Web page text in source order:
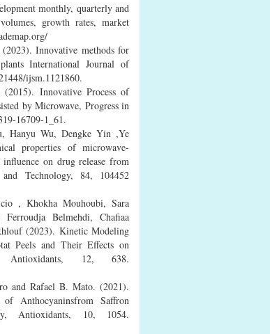
monthly, quarterly and
growth rates, market
Innovative methods for
International Journal of
ijsm.1121860.
(2015). Innovative Process of
by Microwave, Progress in
16709-1_61.
Hanyu Wu, Dengke Yin ,Ye
properties of microwave-
on drug release from
Technology, 84, 104452
, Khokha Mouhoubi, Sara
Ferroudja Belmehdi, Chaﬁaa
(2023). Kinetic Modeling
Peels and Their Effects on
Antioxidants, 12, 638.
and Rafael B. Mato. (2021).
Anthocyaninsfrom Saffron
Antioxidants, 10, 1054.